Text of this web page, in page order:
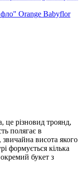
Orange Babyflor
це різновид троянд,
полягає в
звичайна висота якого
формується кілька
букет з